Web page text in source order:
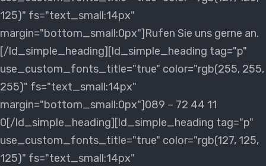
125)" fs="text_small:14px"
margin="bottom_small:0px"]Rufen Sie uns gerne an.
[/ld_simple_heading][ld_simple_heading tag="p"
use_custom_fonts_title="true" color="rgb(255, 255,
255)" fs="text_small:14px"
margin="bottom_small:0px"]089 – 72 44 11
0[/ld_simple_heading][ld_simple_heading tag="p"
use_custom_fonts_title="true" color="rgb(127, 125,
125)" fs="text_small:14px"